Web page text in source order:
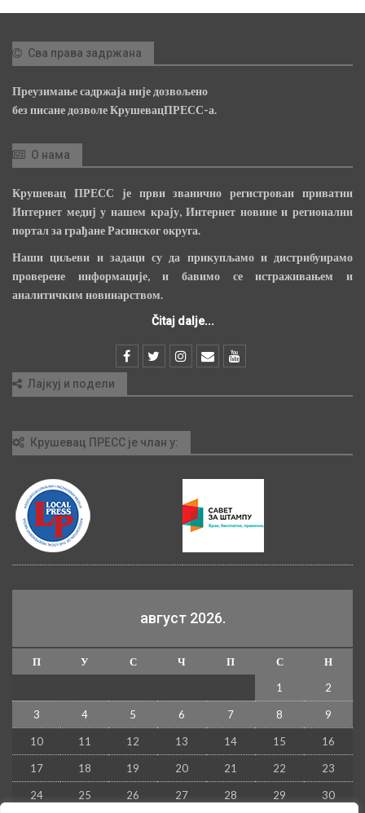
Сва права задржана
Преузимање садржаја није дозвољено
без писане дозволе КрушевацПРЕСС-а.
О нама
Крушевац ПРЕСС је први званично регистрован приватни
Интернет медиј у нашем крају, Интернет новине и регионални
портал за грађане Расинског округа.
Наши циљеви и задаци су да прикупљамо и дистрибуирамо
проверене информације, и бавимо се истраживањем и
аналитичким новинарством.
Čitaj dalje...
Лајкуј и подели
Крушевац ПРЕСС је члан у:
август 2026.
П У С Ч П С
Н
1
2
3 4 5 6 7 8 9
10 11 12 13 14 15 16
17 18 19 20 21 22 23
24 25 26 27 28 29 30